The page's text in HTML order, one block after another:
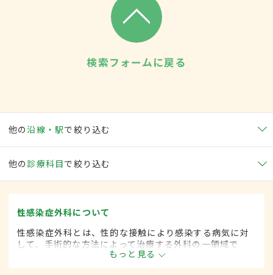
検索フォームに戻る
他の沿線・駅で絞り込む
他の 診療科目で絞り込む
性感染症外科について
性感染症外科とは、性的な接触により感染する病気に対
して、手術的な方法によって治療する外科の一領域で
す。平成20年4月の制度改正前は、性感染症科と呼ばれ
ていました。
もっと見る